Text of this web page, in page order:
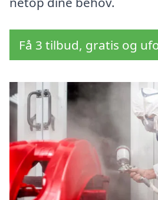
Få 3 tilbud, gratis og